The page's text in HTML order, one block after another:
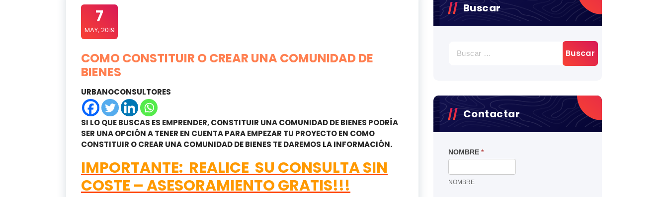
7
MAY, 2019
COMO CONSTITUIR O CREAR UNA COMUNIDAD DE
BIENES
URBANOCONSULTORES
SI LO QUE BUSCAS ES EMPRENDER, CONSTITUIR UNA COMUNIDAD DE BIENES PODRÍA
SER UNA OPCIÓN A TENER EN CUENTA PARA EMPEZAR TU PROYECTO EN COMO
CONSTITUIR O CREAR UNA COMUNIDAD DE BIENES TE DAREMOS LA INFORMACIÓN.
IMPORTANTE: REALICE SU CONSULTA SIN
COSTE – ASESORAMIENTO GRATIS!!!
Buscar
Contactar
NOMBRE *
NOMBRE